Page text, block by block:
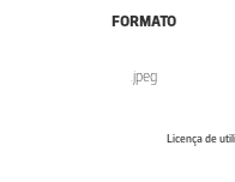
FORMATO
.jpeg
Licença de